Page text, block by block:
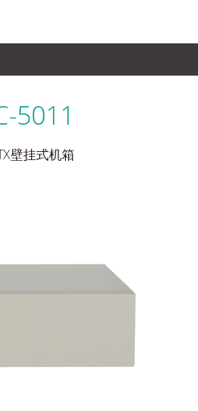
5011
壁挂式机箱